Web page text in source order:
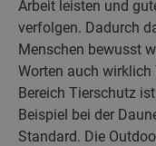
Arbeit leisten und
verfolgen. Dadurch
Menschen bewusst
Worten auch
Bereich Tierschutz
Beispiel bei der
Standard. Die